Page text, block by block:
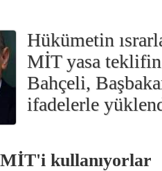
Hükümetin
MİT yasa
Bahçeli,
ifadelerle
kullanıyorlar